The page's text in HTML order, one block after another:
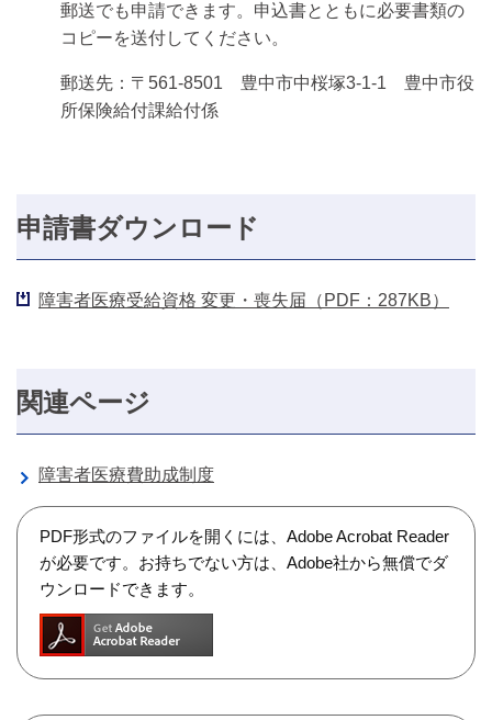
郵送でも申請できます。申込書とともに必要書類の
コピーを送付してください。
郵送先：〒561-8501 豊中市中桜塚3-1-1 豊中市役
所保険給付課給付係
申請書ダウンロード
障害者医療受給資格 変更・喪失届（PDF：287KB）
関連ページ
障害者医療費助成制度
PDF形式のファイルを開くには、Adobe Acrobat Reader
が必要です。お持ちでない方は、Adobe社から無償でダ
ウンロードできます。